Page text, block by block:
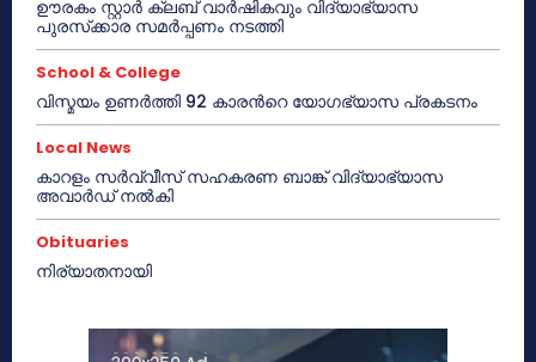
ഊരകം സ്റ്റാർ ക്ലബ് വാർഷികവും വിദ്യാഭ്യാസ
പുരസ്‌ക്കാര സമർപ്പണം നടത്തി
School & College
വിസ്മയം ഉണർത്തി 92 കാരൻറെ യോഗഭ്യാസ പ്രകടനം
Local News
കാറളം സർവ്വീസ് സഹകരണ ബാങ്ക് വിദ്യാഭ്യാസ
അവാർഡ് നൽകി
Obituaries
നിര്യാതനായി